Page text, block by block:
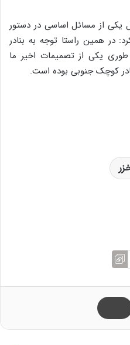
یکی از مسائل اساسی در دستور
در همین راستا توجه به بنادر
طوری یکی از تصمیمات اخیر ما